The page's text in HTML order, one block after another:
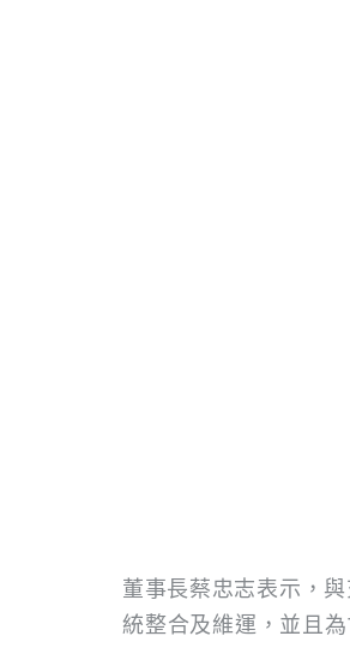
董事長蔡忠志表示，
統整合及維運，並且